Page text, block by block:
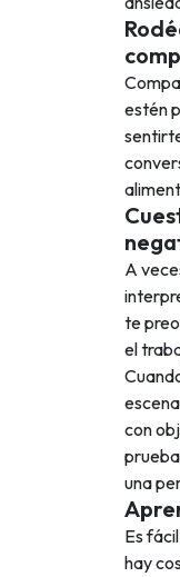
estén
A
te
el
con
una
Es
hay